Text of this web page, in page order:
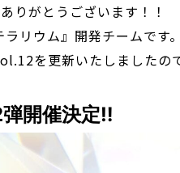
りがとうございます！！
リウム』開発チームです。
を更新いたしましたの
開催決定‼